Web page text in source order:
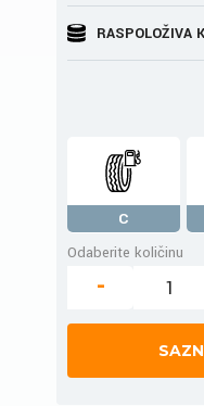
RASPOLOŽIVA
C
Odaberite količinu
-